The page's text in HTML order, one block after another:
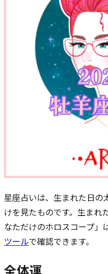
星座占いは、生まれた日の
けを見たものです。生まれ
なただけのホロスコープ」
ツールで確認できます。
全体運